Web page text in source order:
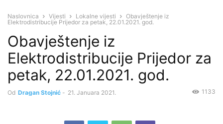
Naslovnica Vijesti Lokalne vijesti
Obavještenje iz
Elektrodistribucije Prijedor za petak, 22.01.2021. god.
Obavještenje iz
Elektrodistribucije Prijedor za
petak, 22.01.2021. god.
Od Dragan Stojnić - 21. Januara 2021. 1133